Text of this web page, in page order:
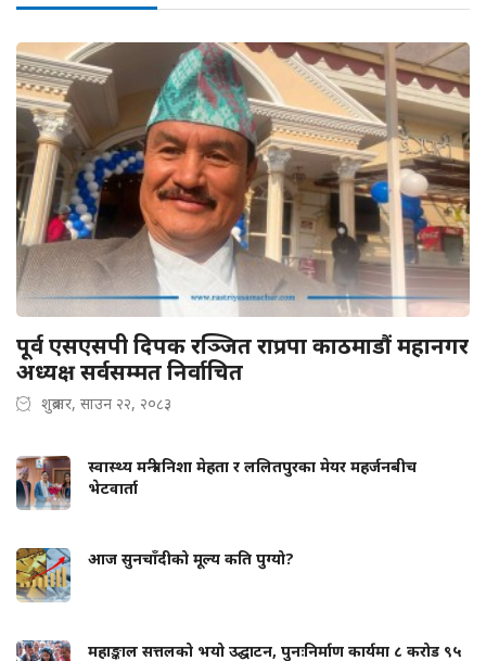
पूर्व एसएसपी दिपक रञ्जित राप्रपा काठमाडौं महानगर
अध्यक्ष सर्वसम्मत निर्वाचित
शुक्रबार, साउन २२, २०८३
स्वास्थ्य मन्त्री निशा मेहता र ललितपुरका मेयर महर्जनबीच
भेटवार्ता
आज सुनचाँदीको मूल्य कति पुग्यो?
महाङ्काल सत्तलको भयो उद्घाटन, पुनःनिर्माण कार्यमा ८ करोड ९५